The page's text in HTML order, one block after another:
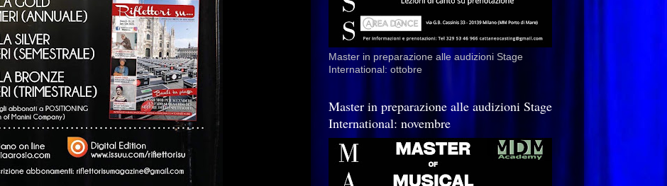
Master in preparazione alle audizioni Stage
International: ottobre
Master in preparazione alle audizioni Stage
International: novembre